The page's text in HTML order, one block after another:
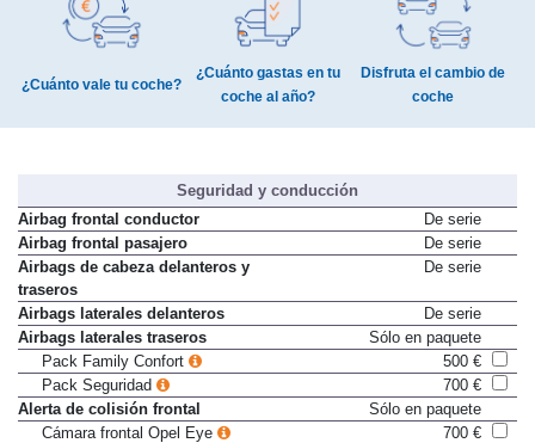
¿Cuánto vale tu coche?
¿Cuánto gastas en tu
coche al año?
Disfruta el cambio de
coche
Seguridad y conducción
Airbag frontal conductor
De serie
Airbag frontal pasajero
De serie
Airbags de cabeza delanteros y
traseros
De serie
Airbags laterales delanteros
De serie
Airbags laterales traseros
Sólo en paquete
Pack Family Confort
500 €
Pack Seguridad
700 €
Alerta de colisión frontal
Sólo en paquete
Cámara frontal Opel Eye
700 €